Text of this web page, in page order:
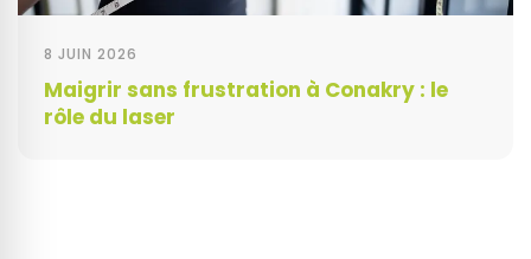
8 JUIN 2026
Maigrir sans frustration à Conakry : le
rôle du laser